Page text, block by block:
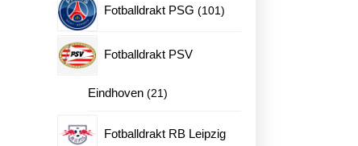
Fotballdrakt PSG 101101
Fotballdrakt PSV
Eindhoven 2121
Fotballdrakt RB Leipzig